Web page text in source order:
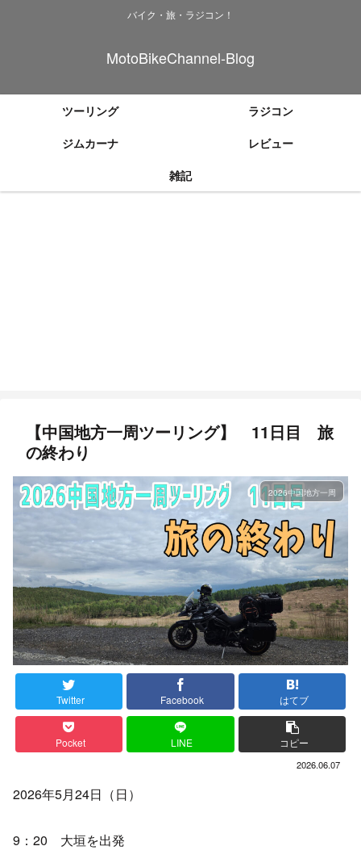
バイク・旅・ラジコン！
MotoBikeChannel-Blog
ツーリング
ラジコン
ジムカーナ
レビュー
雑記
【中国地方一周ツーリング】 11日目 旅
の終わり
2026中国地方一周
Twitter Facebook はてブ
Pocket LINE コピー
2026.06.07
2026年5月24日（日）
9：20 大垣を出発